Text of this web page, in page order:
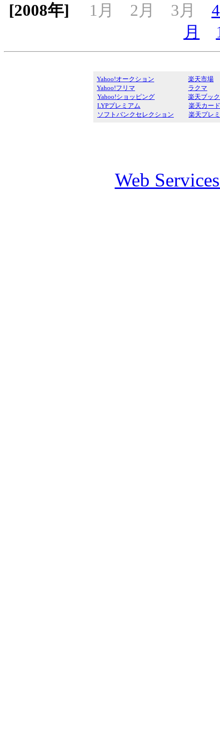
[2008年]
1月 2月 3月
月
Yahoo!オークション
Yahoo!フリマ
Yahoo!ショッピング
LYPプレミアム
ソフトバンクセレクション
楽天市場
ラクマ
楽天ブッ
楽天カード
楽天プレ
Web